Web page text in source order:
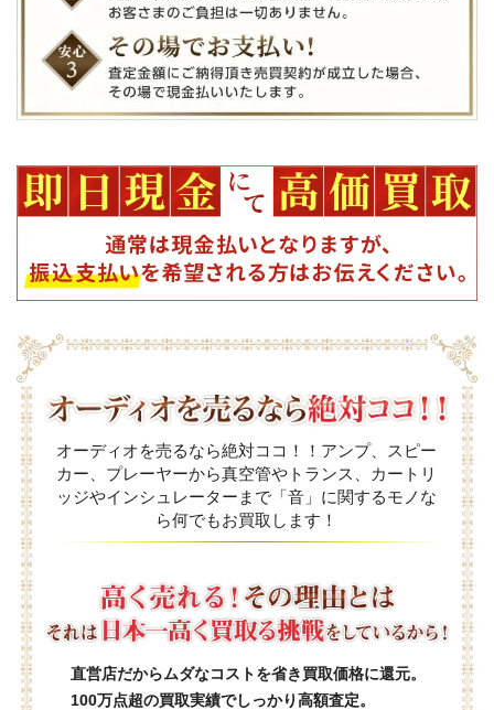
オーディオを売るなら絶対ココ！！アンプ、スピー
カー、プレーヤーから真空管やトランス、カートリ
ッジやインシュレーターまで「音」に関するモノな
ら何でもお買取します！
直営店だからムダなコストを省き買取価格に還元。
100万点超の買取実績でしっかり高額査定。